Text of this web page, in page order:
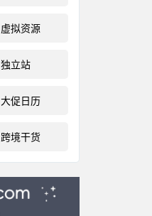
虚拟资源
独立站
大促日历
跨境干货